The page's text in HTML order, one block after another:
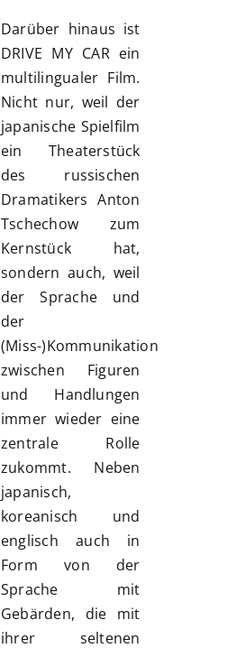
Darüber hinaus ist
DRIVE MY CAR ein
multilingualer Film.
Nicht nur, weil der
japanische Spielfilm
ein Theaterstück
des russischen
Dramatikers Anton
Tschechow zum
Kernstück hat,
sondern auch, weil
der Sprache und
der
(Miss-)Kommunikation
zwischen Figuren
und Handlungen
immer wieder eine
zentrale Rolle
zukommt. Neben
japanisch,
koreanisch und
englisch auch in
Form von der
Sprache mit
Gebärden, die mit
ihrer seltenen